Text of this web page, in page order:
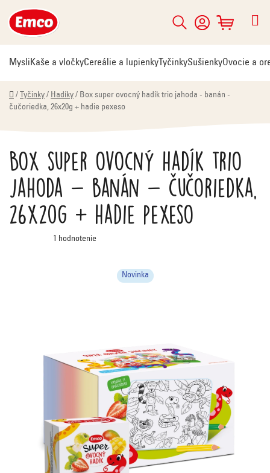
na
obsah
Hľadať
NÁKUPNÝ
KOŠÍK
MysliKaše a vločkyCereálie a lupienky TyčinkySušienkyOvocie a
Domov
/ Tyčinky / Hadíky / Box super ovocný hadík trio jahoda - banán -
čučoriedka, 26x20g + hadie pexeso
Box super ovocný hadík trio
jahoda - banán - čučoriedka,
26x20g + hadie pexeso
Priemerné
hodnotenie
1 hodnotenie
Novinka